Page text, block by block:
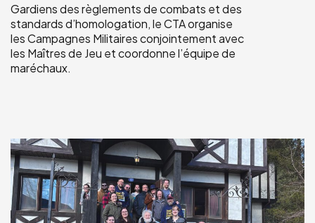
Gardiens des règlements de combats et des
standards d’homologation, le CTA organise
les Campagnes Militaires conjointement avec
les Maîtres de Jeu et coordonne l’équipe de
maréchaux.